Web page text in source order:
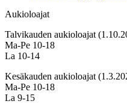
Aukioloajat
Talvikauden aukioloajat
Ma-Pe 10-18
La 10-14
Kesäkauden aukioloajat
Ma-Pe 10-18
La 9-15